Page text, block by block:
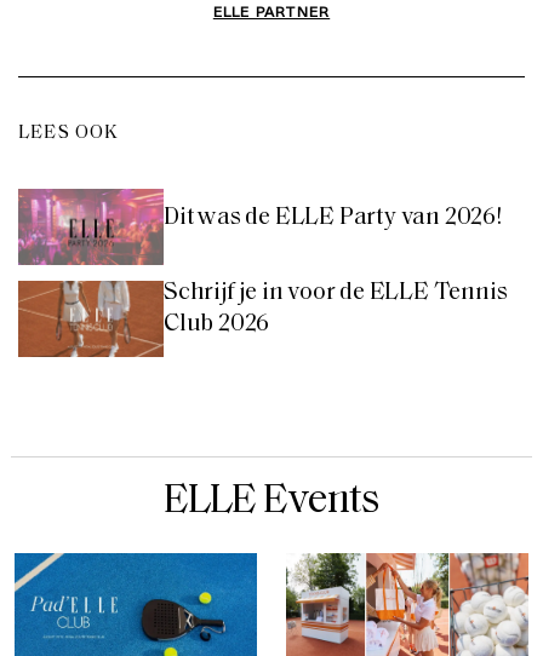
ELLE PARTNER
LEES OOK
Dit was de ELLE Party van 2026!
Schrijf je in voor de ELLE Tennis
Club 2026
ELLE Events